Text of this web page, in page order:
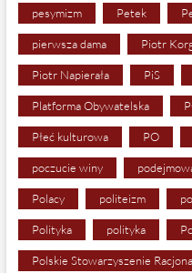
pesymizm Petek
pierwsza dama Piotr
Piotr Napierała PiS
Platforma Obywatelska
Płeć kulturowa PO
poczucie winy
Polacy politeizm
Polityka polityka
Polskie Stowarzyszenie